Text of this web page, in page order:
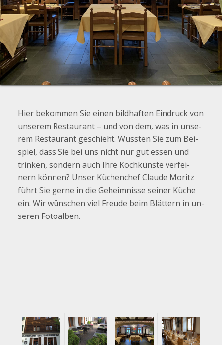
Hier be­kom­men Sie einen bild­haf­ten Ein­druck von
un­se­rem Re­stau­rant – und von dem, was in un­se­
rem Re­stau­rant ge­schieht. Wuss­ten Sie zum Bei­
spiel, dass Sie bei uns nicht nur gut essen und
trin­ken, son­dern auch Ihre Koch­küns­te ver­fei­
nern kön­nen? Unser Kü­chen­chef Clau­de Mo­ritz
führt Sie gerne in die Ge­heim­nis­se sei­ner Küche
ein. Wir wün­schen viel Freu­de beim Blät­tern in un­
se­ren Fo­to­al­ben.